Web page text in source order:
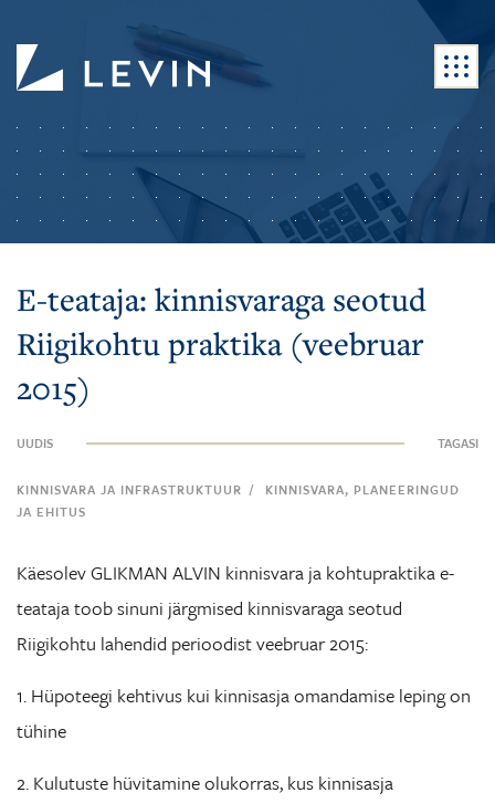
E-teataja: kinnisvaraga seotud
Riigikohtu praktika (veebruar
2015)
UUDIS TAGASI
KINNISVARA JA INFRASTRUKTUUR /
KINNISVARA, PLANEERINGUD
JA EHITUS
Käesolev GLIKMAN ALVIN kinnisvara ja kohtupraktika e-
teataja toob sinuni järgmised kinnisvaraga seotud
Riigikohtu lahendid perioodist veebruar 2015:
1. Hüpoteegi kehtivus kui kinnisasja omandamise leping on
tühine
2. Kulutuste hüvitamine olukorras, kus kinnisasja